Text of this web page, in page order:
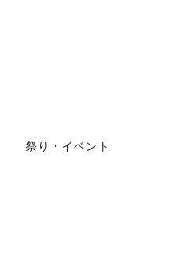
祭り・イベント